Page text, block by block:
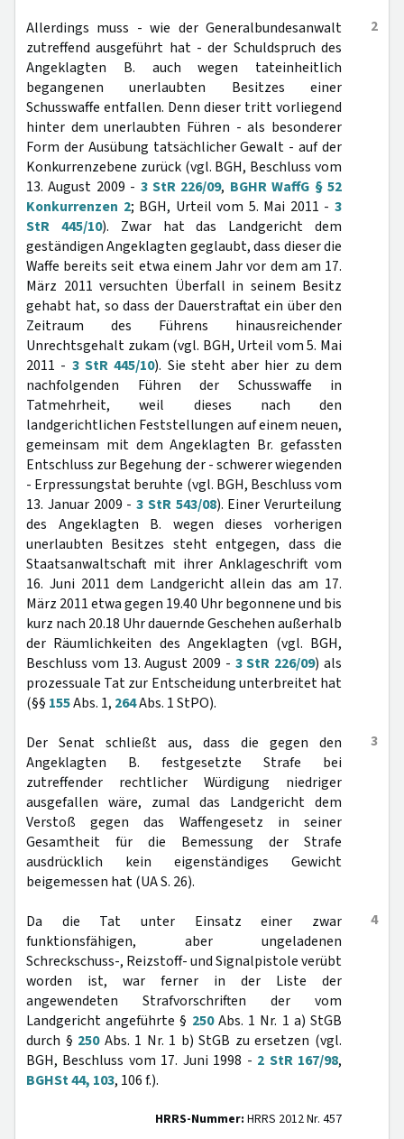
2
Allerdings muss - wie der Generalbundesanwalt
zutreffend ausgeführt hat - der Schuldspruch des
Angeklagten B. auch wegen tateinheitlich
begangenen unerlaubten Besitzes einer
Schusswaffe entfallen. Denn dieser tritt vorliegend
hinter dem unerlaubten Führen - als besonderer
Form der Ausübung tatsächlicher Gewalt - auf der
Konkurrenzebene zurück (vgl. BGH, Beschluss vom
13. August 2009 - 3 StR 226/09, BGHR WaffG § 52
Konkurrenzen 2; BGH, Urteil vom 5. Mai 2011 -3
StR 445/10). Zwar hat das Landgericht dem
geständigen Angeklagten geglaubt, dass dieser die
Waffe bereits seit etwa einem Jahr vor dem am 17.
März 2011 versuchten Überfall in seinem Besitz
gehabt hat, so dass der Dauerstraftat ein über den
Zeitraum des Führens hinausreichender
Unrechtsgehalt zukam (vgl. BGH, Urteil vom 5. Mai
2011 - 3 StR 445/10). Sie steht aber hier zu dem
nachfolgenden Führen der Schusswaffe in
Tatmehrheit, weil dieses nach den
landgerichtlichen Feststellungen auf einem neuen,
gemeinsam mit dem Angeklagten Br. gefassten
Entschluss zur Begehung der - schwerer wiegenden
- Erpressungstat beruhte (vgl. BGH, Beschluss vom
13. Januar 2009 - 3 StR 543/08). Einer Verurteilung
des Angeklagten B. wegen dieses vorherigen
unerlaubten Besitzes steht entgegen, dass die
Staatsanwaltschaft mit ihrer Anklageschrift vom
16. Juni 2011 dem Landgericht allein das am 17.
März 2011 etwa gegen 19.40 Uhr begonnene und bis
kurz nach 20.18 Uhr dauernde Geschehen außerhalb
der Räumlichkeiten des Angeklagten (vgl. BGH,
Beschluss vom 13. August 2009 - 3 StR 226/09) als
prozessuale Tat zur Entscheidung unterbreitet hat
(§§ 155Abs. 1, 264Abs. 1 StPO).
3
Der Senat schließt aus, dass die gegen den
Angeklagten B. festgesetzte Strafe bei
zutreffender rechtlicher Würdigung niedriger
ausgefallen wäre, zumal das Landgericht dem
Verstoß gegen das Waffengesetz in seiner
Gesamtheit für die Bemessung der Strafe
ausdrücklich kein eigenständiges Gewicht
beigemessen hat (UA S. 26).
4
Da die Tat unter Einsatz einer zwar
funktionsfähigen, aber ungeladenen
Schreckschuss-, Reizstoff- und Signalpistole verübt
worden ist, war ferner in der Liste der
angewendeten Strafvorschriften der vom
Landgericht angeführte § 250Abs. 1 Nr. 1 a) StGB
durch § 250Abs. 1 Nr. 1 b) StGB zu ersetzen (vgl.
BGH, Beschluss vom 17. Juni 1998 - 2 StR 167/98,
BGHSt 44, 103, 106 f.).
HRRS-Nummer: HRRS 2012 Nr. 457